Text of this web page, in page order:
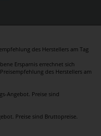
des Herstellers am Tag
Ersparnis errechnet sich
des Herstellers am
Angebot. Preise sind
Preise sind Bruttopreise.